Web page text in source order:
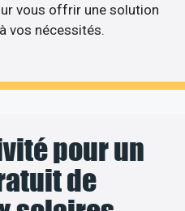
vous offrir une solution
vos nécessités.
pour un
de